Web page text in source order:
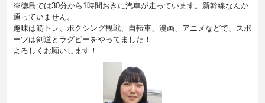
※徳島では30分から1時間おきに汽車が走っています。新幹線なんか
通っていません。
趣味は筋トレ、ボクシング観戦、自転車、漫画、アニメなどで、スポ
ーツは剣道とラグビーをやってました！
よろしくお願いします！